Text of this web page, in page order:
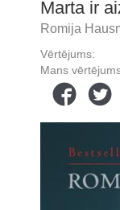
Marta ir
Romija
Vērtējums:
Mans